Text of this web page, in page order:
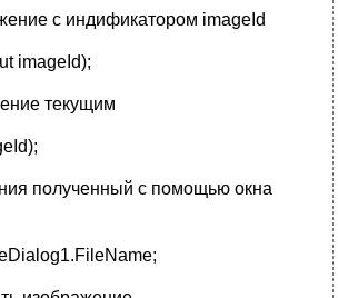
с индификатором imageId
imageId);
текущим
полученный с помощью окна